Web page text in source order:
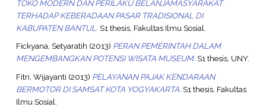
TOKO MODERN DAN PERILAKU BELANJAMASYARAKAT
TERHADAP KEBERADAAN PASAR TRADISIONAL DI
KABUPATEN BANTUL. S1 thesis, Fakultas Ilmu Sosial.
Fickyana, Setyaratih (2013) PERAN PEMERINTAH DALAM
MENGEMBANGKAN POTENSI WISATA MUSEUM. S1 thesis, UNY.
Fitri, Wijayanti (2013) PELAYANAN PAJAK KENDARAAN
BERMOTOR DI SAMSAT KOTA YOGYAKARTA. S1 thesis, Fakultas
Ilmu Sosial.